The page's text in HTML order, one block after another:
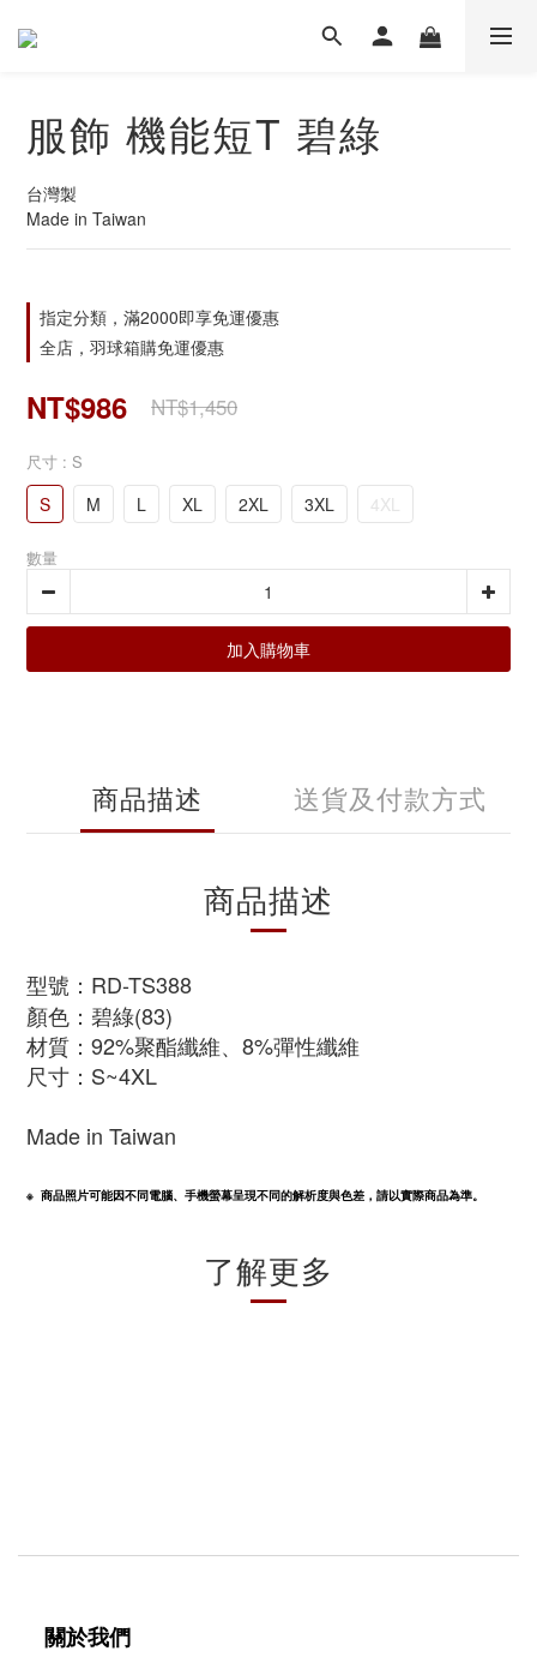
服飾 機能短T 碧綠
台灣製
Made in Taiwan
指定分類，滿2000即享免運優惠
全店，羽球箱購免運優惠
NT$986 NT$1,450
尺寸 : S
S M L XL 2XL 3XL 4XL
數量
加入購物車
商品描述 送貨及付款方式
商品描述
型號：RD-TS388
顏色：碧綠(83)
材質：92%聚酯纖維、8%彈性纖維
尺寸：S~4XL
Made in Taiwan
※  商品照片可能因不同電腦、手機螢幕呈現不同的解析度與色差，請以實際商品為準。
了解更多
關於我們